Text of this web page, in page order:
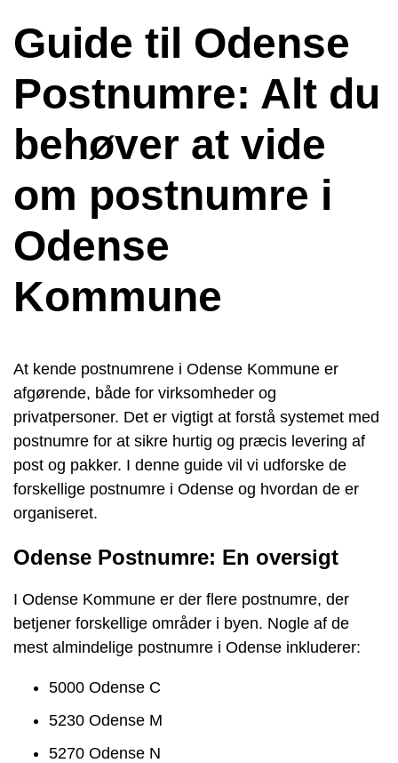
Guide til Odense
Postnumre: Alt du
behøver at vide
om postnumre i
Odense
Kommune
At kende postnumrene i Odense Kommune er
afgørende, både for virksomheder og
privatpersoner. Det er vigtigt at forstå systemet med
postnumre for at sikre hurtig og præcis levering af
post og pakker. I denne guide vil vi udforske de
forskellige postnumre i Odense og hvordan de er
organiseret.
Odense Postnumre: En oversigt
I Odense Kommune er der flere postnumre, der
betjener forskellige områder i byen. Nogle af de
mest almindelige postnumre i Odense inkluderer:
5000 Odense C
5230 Odense M
5270 Odense N